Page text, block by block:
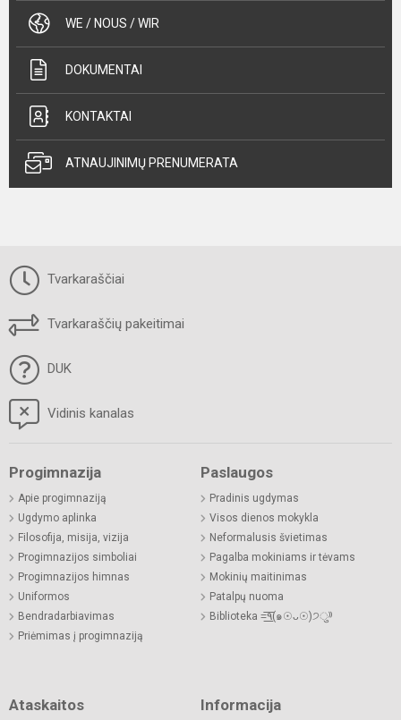
WE / NOUS / WIR
DOKUMENTAI
KONTAKTAI
ATNAUJINIMŲ PRENUMERATA
Tvarkaraščiai
Tvarkaraščių pakeitimai
DUK
Vidinis kanalas
Progimnazija
Apie progimnaziją
Ugdymo aplinka
Filosofija, misija, vizija
Progimnazijos simboliai
Progimnazijos himnas
Uniformos
Bendradarbiavimas
Priėmimas į progimnaziją
Paslaugos
Pradinis ugdymas
Visos dienos mokykla
Neformalusis švietimas
Pagalba mokiniams ir tėvams
Mokinių maitinimas
Patalpų nuoma
Biblioteka =͟͟͞͞٩(๑☉ᴗ☉)੭ु⁾⁾
Ataskaitos Informacija